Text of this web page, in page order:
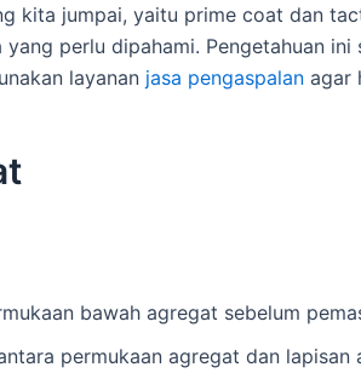
kita jumpai, yaitu prime coat dan
perlu dipahami. Pengetahuan
layanan jasa pengaspalan agar
bawah agregat sebelum
permukaan agregat dan